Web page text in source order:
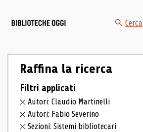
Cerca
Raffina la ricerca
Filtri applicati
Autori: Claudio Martinelli
Autori: Fabio Severino
Sezioni: Sistemi bibliotecari